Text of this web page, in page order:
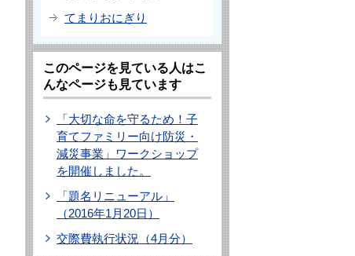
てまりおにぎり
このページを見ている人はこ
んなページも見ています
「大切な命を守るため！子
育てファミリー向け防災・
減災事業」ワークショップ
を開催しました。
「題名リニューアル」
（2016年1月20日）
交際費執行状況（4月分）